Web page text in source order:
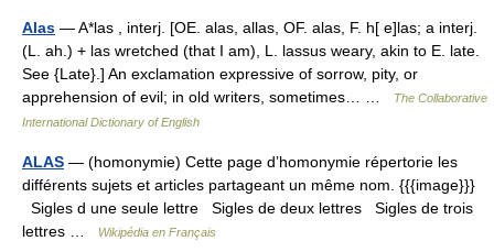
Alas — A*las , interj. [OE. alas, allas, OF. alas, F. h[ e]las; a interj.
(L. ah.) + las wretched (that I am), L. lassus weary, akin to E. late.
See {Late}.] An exclamation expressive of sorrow, pity, or
apprehension of evil; in old writers, sometimes… …
The Collaborative
International Dictionary of English
ALAS — (homonymie) Cette page d’homonymie répertorie les
différents sujets et articles partageant un même nom. {{{image}}}
Sigles d une seule lettre Sigles de deux lettres Sigles de trois
lettres …
Wikipédia en Français